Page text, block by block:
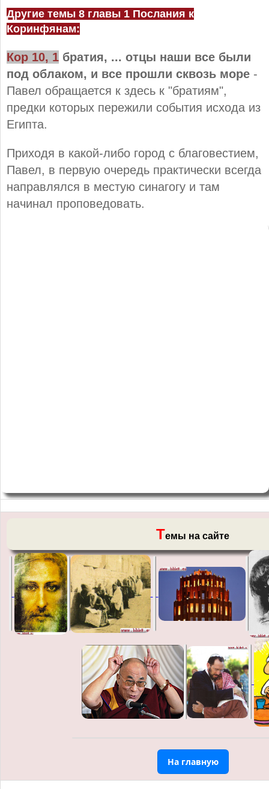
Другие темы 8 главы 1 Послания к
Коринфянам:
Кор 10, 1 братия, ... отцы наши все были
под облаком, и все прошли сквозь море -
Павел обращается к здесь к "братиям",
предки которых пережили события исхода из
Египта.
Приходя в какой-либо город с благовестием,
Павел, в первую очередь практически всегда
направлялся в местую синагогу и там
начинал проповедовать.
Темы на сайте
На главную